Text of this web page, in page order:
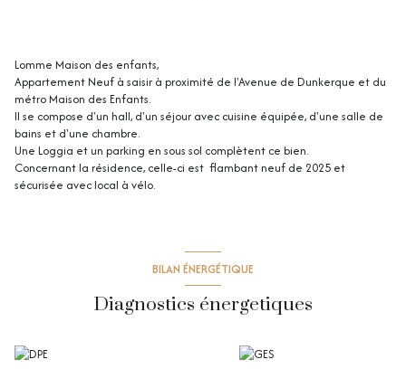
Lomme Maison des enfants,
Appartement Neuf à saisir à proximité de l'Avenue de Dunkerque et du
métro Maison des Enfants.
Il se compose d'un hall, d'un séjour avec cuisine équipée, d'une salle de
bains et d'une chambre.
Une Loggia et un parking en sous sol complètent ce bien.
Concernant la résidence, celle-ci est flambant neuf de 2025 et
sécurisée avec local à vélo.
BILAN ÉNERGÉTIQUE
Diagnostics énergetiques